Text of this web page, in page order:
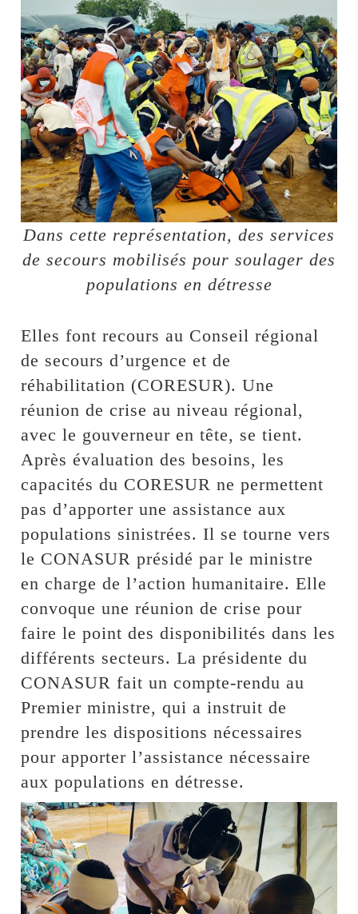
Dans cette représentation, des services
de secours mobilisés pour soulager des
populations en détresse
Elles font recours au Conseil régional
de secours d’urgence et de
réhabilitation (CORESUR). Une
réunion de crise au niveau régional,
avec le gouverneur en tête, se tient.
Après évaluation des besoins, les
capacités du CORESUR ne permettent
pas d’apporter une assistance aux
populations sinistrées. Il se tourne vers
le CONASUR présidé par le ministre
en charge de l’action humanitaire. Elle
convoque une réunion de crise pour
faire le point des disponibilités dans les
différents secteurs. La présidente du
CONASUR fait un compte-rendu au
Premier ministre, qui a instruit de
prendre les dispositions nécessaires
pour apporter l’assistance nécessaire
aux populations en détresse.